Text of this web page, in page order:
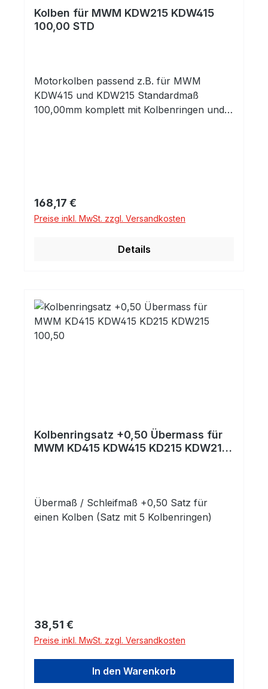
Kolben für MWM KDW215 KDW415
100,00 STD
Motorkolben passend z.B. für MWM
KDW415 und KDW215 Standardmaß
100,00mm komplett mit Kolbenringen und
Regulärer Preis:
168,17 €
Preise inkl. MwSt. zzgl. Versandkosten
Details
Kolbenringsatz +0,50 Übermass für
MWM KD415 KDW415 KD215 KDW215
Übermaß / Schleifmaß +0,50 Satz für
einen Kolben (Satz mit 5 Kolbenringen)
Regulärer Preis:
38,51 €
Preise inkl. MwSt. zzgl. Versandkosten
In den Warenkorb